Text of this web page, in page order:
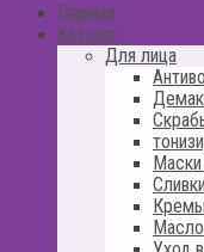
Главная
Каталог
Для лица